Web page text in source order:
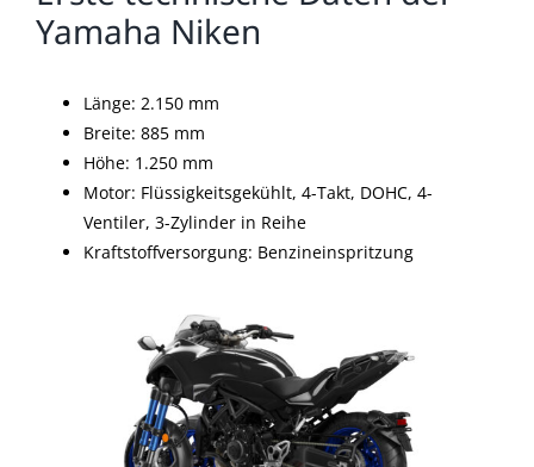
Yamaha Niken
Länge: 2.150 mm
Breite: 885 mm
Höhe: 1.250 mm
Motor: Flüssigkeitsgekühlt, 4-Takt, DOHC, 4-
Ventiler, 3-Zylinder in Reihe
Kraftstoffversorgung: Benzineinspritzung